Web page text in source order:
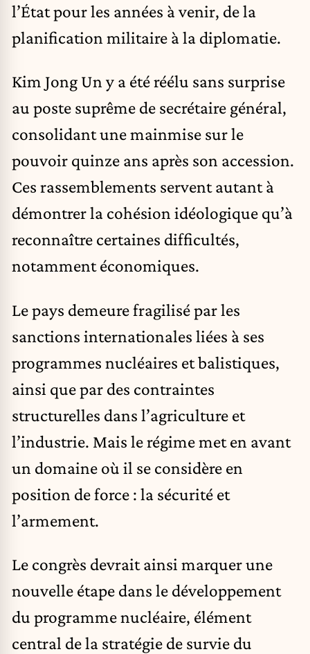
l’État pour les années à venir, de la
planification militaire à la diplomatie.
Kim Jong Un y a été réélu sans surprise
au poste suprême de secrétaire général,
consolidant une mainmise sur le
pouvoir quinze ans après son accession.
Ces rassemblements servent autant à
démontrer la cohésion idéologique qu’à
reconnaître certaines difficultés,
notamment économiques.
Le pays demeure fragilisé par les
sanctions internationales liées à ses
programmes nucléaires et balistiques,
ainsi que par des contraintes
structurelles dans l’agriculture et
l’industrie. Mais le régime met en avant
un domaine où il se considère en
position de force : la sécurité et
l’armement.
Le congrès devrait ainsi marquer une
nouvelle étape dans le développement
du programme nucléaire, élément
central de la stratégie de survie du